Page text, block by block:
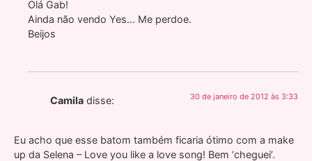
Olá Gab!
Ainda não vendo Yes… Me perdoe.
Beijos
Camila disse: 30 de janeiro de 2012 às 3:33
Eu acho que esse batom também ficaria ótimo com a make
up da Selena – Love you like a love song! Bem ‘cheguei’.